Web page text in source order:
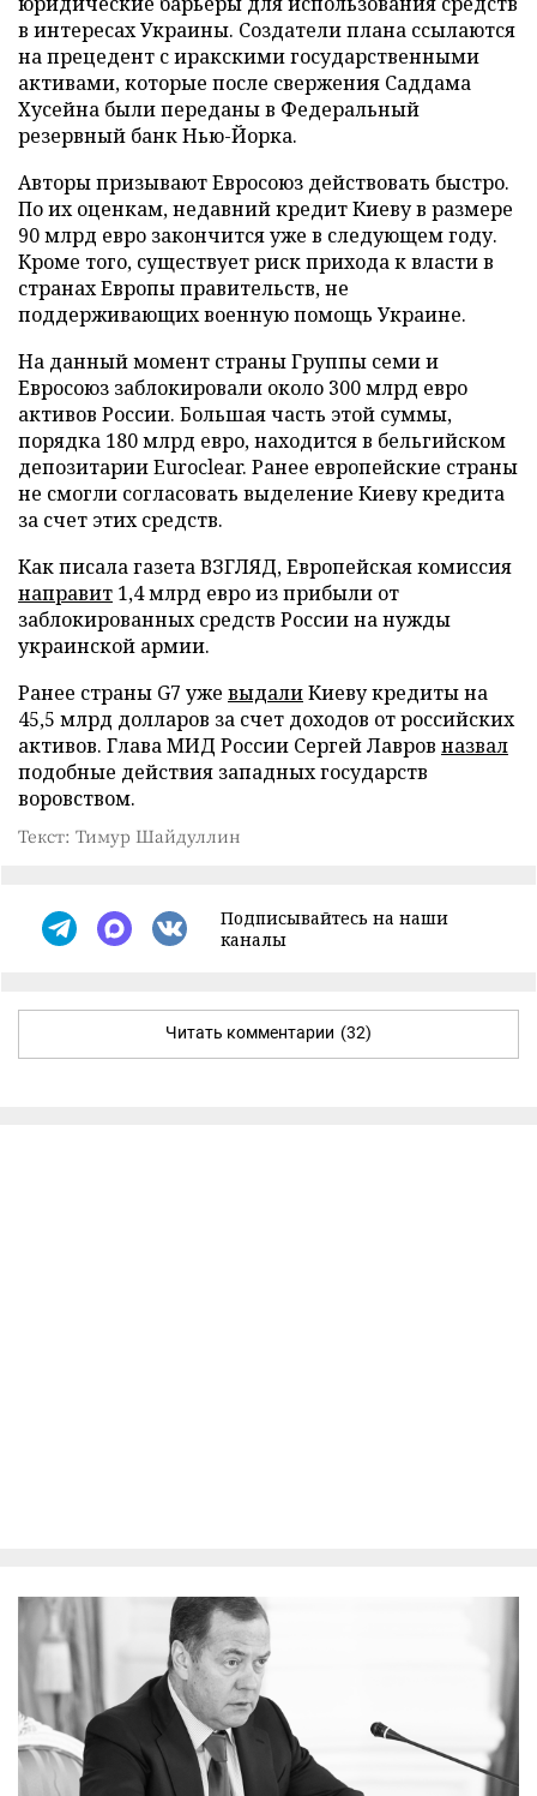
в интересах Украины. Создатели плана ссылаются
на прецедент с иракскими государственными
активами, которые после свержения Саддама
Хусейна были переданы в Федеральный
резервный банк Нью-Йорка.
Авторы призывают Евросоюз действовать быстро.
По их оценкам, недавний кредит Киеву в размере
90 млрд евро закончится уже в следующем году.
Кроме того, существует риск прихода к власти в
странах Европы правительств, не
поддерживающих военную помощь Украине.
На данный момент страны Группы семи и
Евросоюз заблокировали около 300 млрд евро
активов России. Большая часть этой суммы,
порядка 180 млрд евро, находится в бельгийском
депозитарии Euroclear. Ранее европейские страны
не смогли согласовать выделение Киеву кредита
за счет этих средств.
Как писала газета ВЗГЛЯД, Европейская комиссия
направит 1,4 млрд евро из прибыли от
заблокированных средств России на нужды
украинской армии.
Ранее страны G7 уже выдалиКиеву кредиты на
45,5 млрд долларов за счет доходов от российских
активов. Глава МИД России Сергей Лавров назвал
подобные действия западных государств
воровством.
Текст: Тимур Шайдуллин
Подписывайтесь на наши
каналы
Читать комментарии (32)